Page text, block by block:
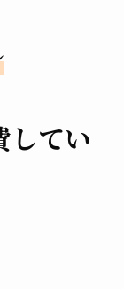
してい